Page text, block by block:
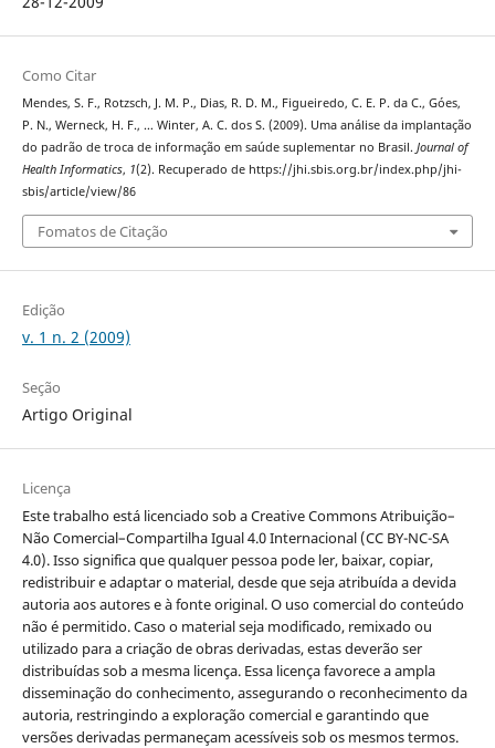
Como Citar
Mendes, S. F., Rotzsch, J. M. P., Dias, R. D. M., Figueiredo, C. E. P. da C., Góes,
P. N., Werneck, H. F., … Winter, A. C. dos S. (2009). Uma análise da implantação
do padrão de troca de informação em saúde suplementar no Brasil. Journal of
Health Informatics, 1(2). Recuperado de https://jhi.sbis.org.br/index.php/jhi-
sbis/article/view/86
Fomatos de Citação
Edição
v. 1 n. 2 (2009)
Seção
Artigo Original
Licença
Este trabalho está licenciado sob a Creative Commons Atribuição–
Não Comercial–Compartilha Igual 4.0 Internacional (CC BY-NC-SA
4.0). Isso significa que qualquer pessoa pode ler, baixar, copiar,
redistribuir e adaptar o material, desde que seja atribuída a devida
autoria aos autores e à fonte original. O uso comercial do conteúdo
não é permitido. Caso o material seja modificado, remixado ou
utilizado para a criação de obras derivadas, estas deverão ser
distribuídas sob a mesma licença. Essa licença favorece a ampla
disseminação do conhecimento, assegurando o reconhecimento da
autoria, restringindo a exploração comercial e garantindo que
versões derivadas permaneçam acessíveis sob os mesmos termos.